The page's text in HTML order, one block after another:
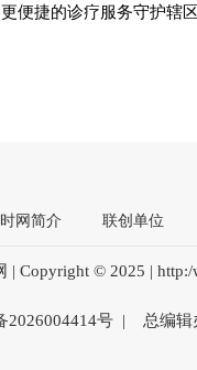
便捷的诊疗服务守护
网简介 联创单位
| Copyright © 2025 |
2026004414号 | 总编辑